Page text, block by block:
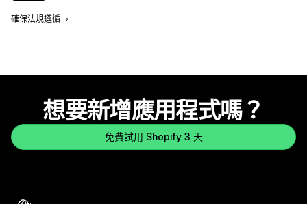
確保法規遵循
想要新增應用程式嗎？
免費試用 Shopify 3 天